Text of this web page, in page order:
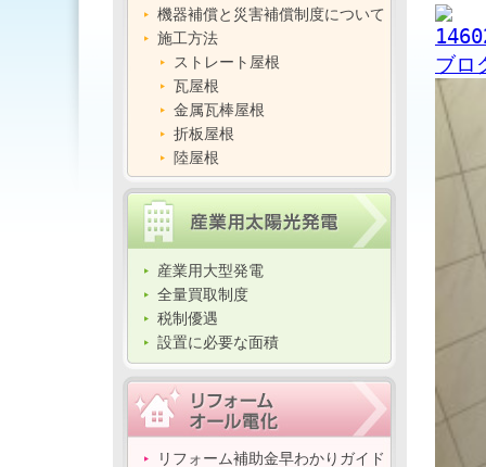
機器補償と災害補償制度について
施工方法
ストレート屋根
瓦屋根
金属瓦棒屋根
折板屋根
陸屋根
産業用大型発電
全量買取制度
税制優遇
設置に必要な面積
リフォーム補助金早わかりガイド